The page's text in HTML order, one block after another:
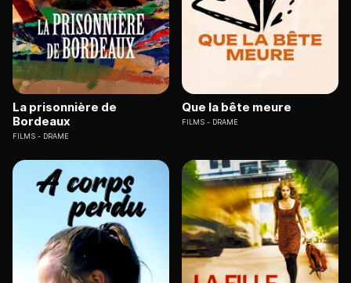
La prisonnière de
Bordeaux
FILMS DRAME
Que la bête meure
FILMS DRAME